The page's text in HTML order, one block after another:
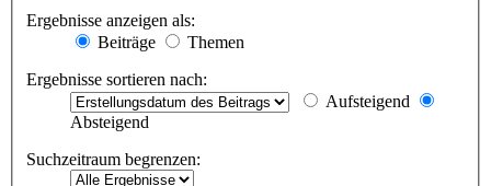
Ergebnisse anzeigen als:
Beiträge
Themen
Ergebnisse sortieren nach:
Aufsteigend
Absteigend
Suchzeitraum begrenzen: